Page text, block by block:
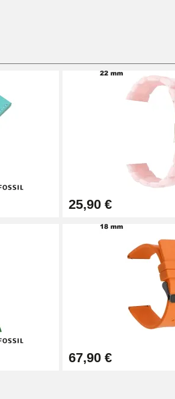
Añadir al carrito
Añadir al carrito
Añadir al carrito
Añadir al carrito
Añadir al carrito
25,90 €
67,90 €